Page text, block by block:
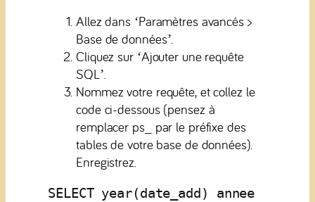
Allez dans ‘Paramètres avancés >
Base de données’.
Cliquez sur ‘Ajouter une requête
SQL’.
Nommez votre requête, et collez le
code ci-dessous (pensez à
remplacer ps_ par le préfixe des
tables de votre base de données).
Enregistrez.
SELECT year(date_add) annee